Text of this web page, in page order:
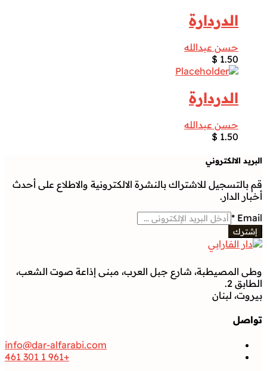
الدردارة
حسن عبدالله
$ 1.50
الدردارة
حسن عبدالله
$ 1.50
البريد الالكتروني
قم بالتسجيل للاشتراك بالنشرة الالكترونية والاطلاع على أحدث
أخبار الدار.
Email
*
إشترك
وطى المصيطبة، شارع جبل العرب، مبنى إذاعة صوت الشعب،
الطابق 2.
بيروت، لبنان
تواصل
info@dar-alfarabi.com
+961 1 301 461